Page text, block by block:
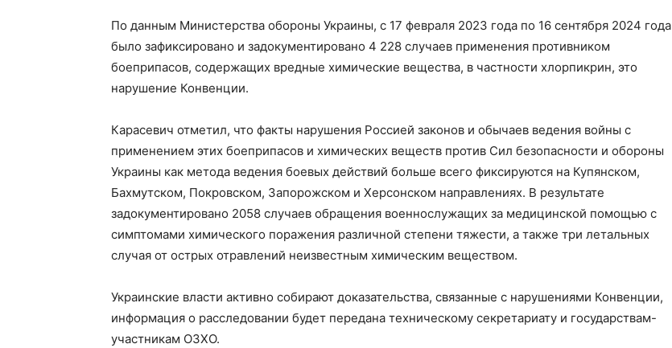
По данным Министерства обороны Украины, с 17 февраля 2023 года по 16 сентября 2024 года
было зафиксировано и задокументировано 4 228 случаев применения противником
боеприпасов, содержащих вредные химические вещества, в частности хлорпикрин, это
нарушение Конвенции.
Карасевич отметил, что факты нарушения Россией законов и обычаев ведения войны с
применением этих боеприпасов и химических веществ против Сил безопасности и обороны
Украины как метода ведения боевых действий больше всего фиксируются на Купянском,
Бахмутском, Покровском, Запорожском и Херсонском направлениях. В результате
задокументировано 2058 случаев обращения военнослужащих за медицинской помощью с
симптомами химического поражения различной степени тяжести, а также три летальных
случая от острых отравлений неизвестным химическим веществом.
Украинские власти активно собирают доказательства, связанные с нарушениями Конвенции,
информация о расследовании будет передана техническому секретариату и государствам-
участникам ОЗХО.